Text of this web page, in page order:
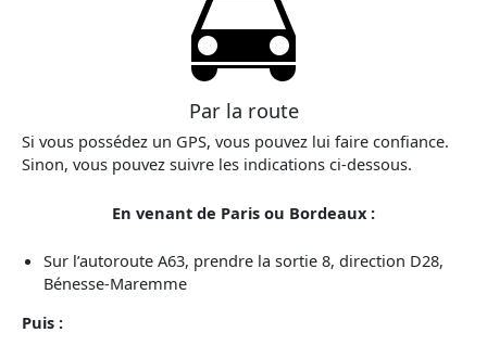
Par la route
Si vous possédez un GPS, vous pouvez lui faire confiance.
Sinon, vous pouvez suivre les indications ci-dessous.
En venant de Paris ou Bordeaux :
Sur l’autoroute A63, prendre la sortie 8, direction D28,
Bénesse-Maremme
Puis :